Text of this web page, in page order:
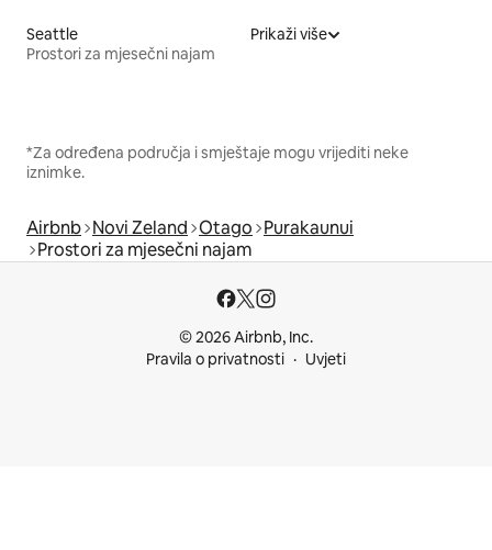
Seattle
Prostori za mjesečni najam
Prikaži više
*Za određena područja i smještaje mogu vrijediti neke
iznimke.
Airbnb Novi Zeland Otago Purakaunui
Prostori za mjesečni najam
© 2026 Airbnb, Inc.
Pravila o privatnosti
Uvjeti